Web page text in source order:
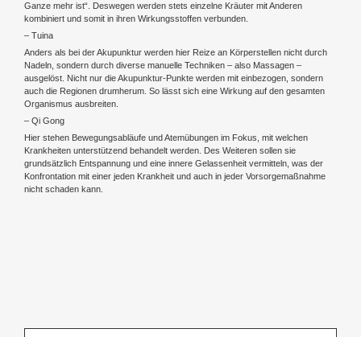
Ganze mehr ist“. Deswegen werden stets einzelne Kräuter mit Anderen
kombiniert und somit in ihren Wirkungsstoffen verbunden.
– Tuina
Anders als bei der Akupunktur werden hier Reize an Körperstellen nicht durch
Nadeln, sondern durch diverse manuelle Techniken – also Massagen –
ausgelöst. Nicht nur die Akupunktur-Punkte werden mit einbezogen, sondern
auch die Regionen drumherum. So lässt sich eine Wirkung auf den gesamten
Organismus ausbreiten.
– Qi Gong
Hier stehen Bewegungsabläufe und Atemübungen im Fokus, mit welchen
Krankheiten unterstützend behandelt werden. Des Weiteren sollen sie
grundsätzlich Entspannung und eine innere Gelassenheit vermitteln, was der
Konfrontation mit einer jeden Krankheit und auch in jeder Vorsorgemaßnahme
nicht schaden kann.